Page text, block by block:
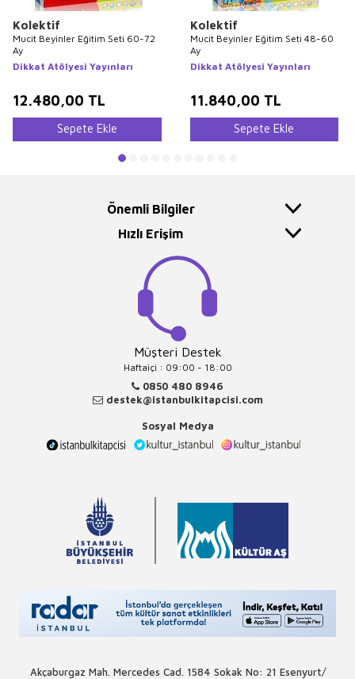
Kolektif
Mucit Beyinler Eğitim Seti 60-72
Ay
Dikkat Atölyesi Yayınları
12.480,00 TL
Sepete Ekle
Kolektif
Mucit Beyinler Eğitim Seti 48-60
Ay
Dikkat Atölyesi Yayınları
11.840,00 TL
Sepete Ekle
Önemli Bilgiler
Hızlı Erişim
Müşteri Destek
Haftaiçi : 09:00 - 18:00
0850 480 8946
destek@istanbulkitapcisi.com
Sosyal Medya
Akçaburgaz Mah. Mercedes Cad. 1584 Sokak No: 21 Esenyurt/